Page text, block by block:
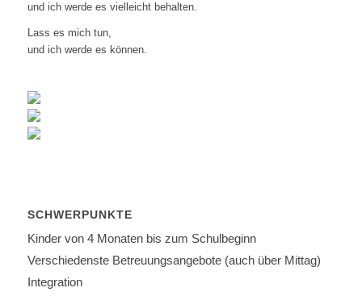
und ich werde es vielleicht behalten.
Lass es mich tun,
und ich werde es können.
SCHWERPUNKTE
Kinder von 4 Monaten bis zum Schulbeginn
Verschiedenste Betreuungsangebote (auch über Mittag)
Integration